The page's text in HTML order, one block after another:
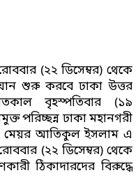
(২২ ডিসেম্বর) থেকে
শুরু করবে ঢাকা উত্তর
বৃহস্পতিবার (১৯
পরিচ্ছন্ন ঢাকা মহানগরী
মেয়র আতিকুল ইসলাম এ
(২২ ডিসেম্বর) থেকে
ঠিকাদারদের বিরুদ্ধে